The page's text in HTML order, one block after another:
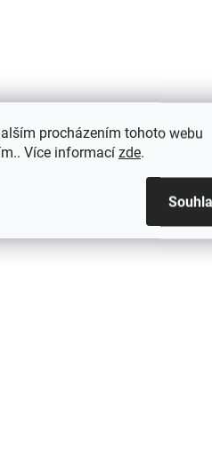
procházením tohoto webu
Více informací zde.